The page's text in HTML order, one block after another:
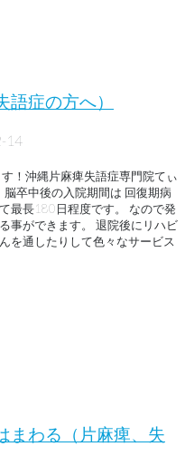
症の方へ）
14
！沖縄片麻痺失語症専門院てぃ
卒中後の入院期間は 回復期病
最長180日程度です。 なので発
事ができます。 退院後にリハビ
を通したりして色々なサービス
まわる（片麻痺、失